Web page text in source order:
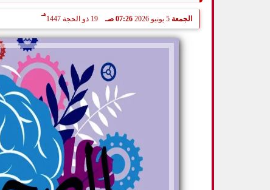
الجمعة 5 يونيو 2026 07:26 صـ 19 ذو الحجة 1447
هـ